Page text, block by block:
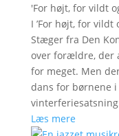
'For højt, for vildt
I ’For højt, for vildt
Stæger fra Den
over forældre, der
for meget. Men
dans for børnene
Læs mere